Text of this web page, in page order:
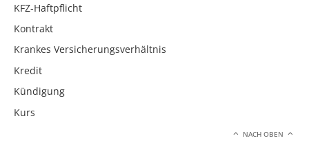
KFZ-Haftpflicht
Kontrakt
Krankes Versicherungsverhältnis
Kredit
Kündigung
Kurs
NACH OBEN